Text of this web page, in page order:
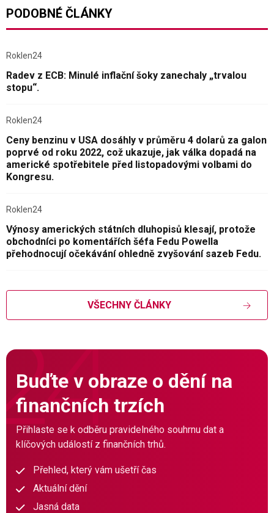
PODOBNÉ ČLÁNKY
Roklen24
Radev z ECB: Minulé inflační šoky zanechaly „trvalou
stopu“.
Roklen24
Ceny benzinu v USA dosáhly v průměru 4 dolarů za galon
poprvé od roku 2022, což ukazuje, jak válka dopadá na
americké spotřebitele před listopadovými volbami do
Kongresu.
Roklen24
Výnosy amerických státních dluhopisů klesají, protože
obchodníci po komentářích šéfa Fedu Powella
přehodnocují očekávání ohledně zvyšování sazeb Fedu.
VŠECHNY ČLÁNKY
Buďte v obraze o dění na
finančních trzích
Přihlaste se k odběru pravidelného souhrnu dat a
klíčových událostí z finančních trhů.
Přehled, který vám ušetří čas
Aktuální dění
Jasná data